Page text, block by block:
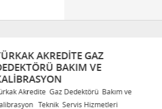
TÜRKAK AKREDITE GAZ
DEDEKTÖRÜ BAKIM VE
KALIBRASYON
Türkak Akredite Gaz Dedektörü Bakım ve
Kalibrasyon Teknik Servis Hizmetleri